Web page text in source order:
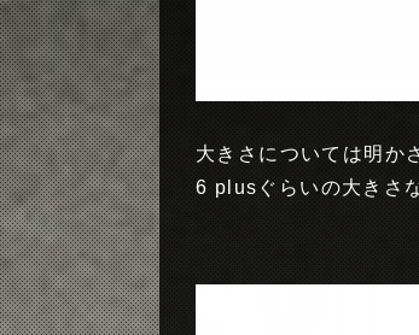
大きさについては明か
6 plusぐらいの大きさ